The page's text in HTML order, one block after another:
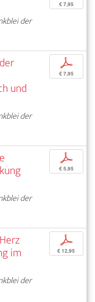
der
€ 7,95
und
der
p
€ 7,95
der
p
€ 5,95
im
der
p
€ 12,95